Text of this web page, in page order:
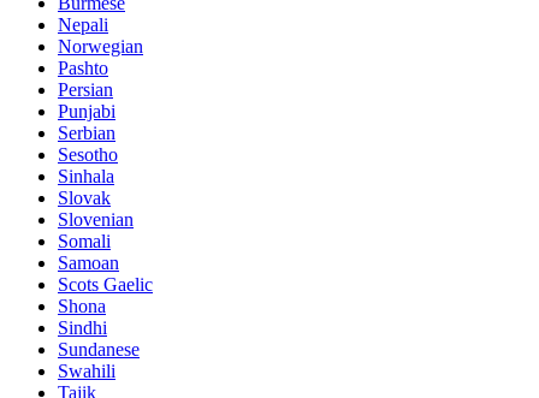
Nepali
Norwegian
Pashto
Persian
Punjabi
Serbian
Sesotho
Sinhala
Slovak
Slovenian
Somali
Samoan
Scots Gaelic
Shona
Sindhi
Sundanese
Swahili
Tajik